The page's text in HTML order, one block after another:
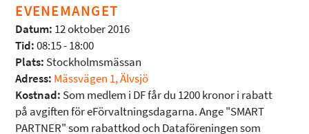
EVENEMANGET
Datum: 12 oktober 2016
Tid:08:15 - 18:00
Plats: Stockholmsmässan
Adress: Mässvägen 1, Älvsjö
Kostnad: Som medlem i DF får du 1200 kronor i rabatt
på avgiften för eFörvaltningsdagarna. Ange "SMART
PARTNER" som rabattkod och Dataföreningen som